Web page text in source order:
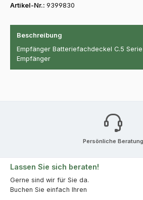
Artikel-Nr.: 9399830
Beschreibung
Empfänger Batteriefachdeckel C.5
Empfänger
Persönliche Beratung
Lassen Sie sich beraten!
Gerne sind wir für Sie da.
Buchen Sie einfach Ihren